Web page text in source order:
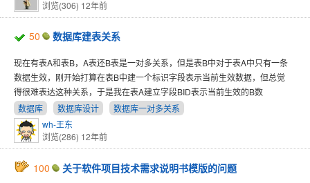
浏览(306) 12年前
50 数据库建表关系
现在有表A和表B，A表还B表是一对多关系，但是表B中对于表A中只有一条
数据生效，刚开始打算在表B中建一个标识字段表示当前生效数据，但总觉
得很难表达这种关系，于是我在表A建立字段BID表示当前生效的B数
数据库
数据库设计
数据库一对多关系
wh-王东
浏览(286) 12年前
100 关于软件项目技术需求说明书模版的问题